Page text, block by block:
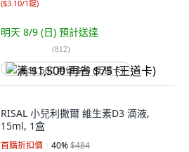
($3.10/1錠)
明天 8/9 (日) 預計送達
(812)
满 $1,500 再省 $75 (王道卡)
RISAL 小兒利撒爾 維生素D3 滴液,
15ml, 1盒
首購折扣價 40%$484